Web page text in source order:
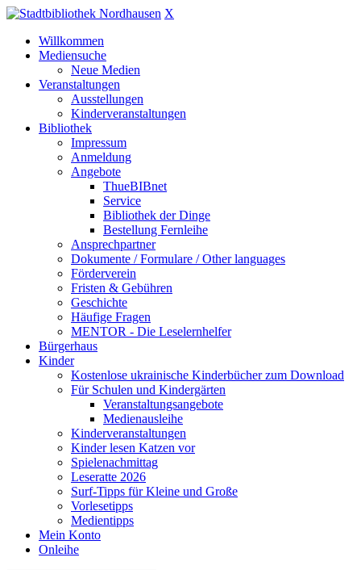
X
Willkommen
Mediensuche
Neue Medien
Veranstaltungen
Ausstellungen
Kinderveranstaltungen
Bibliothek
Impressum
Anmeldung
Angebote
ThueBIBnet
Service
Bibliothek der Dinge
Bestellung Fernleihe
Ansprechpartner
Dokumente / Formulare / Other languages
Förderverein
Fristen & Gebühren
Geschichte
Häufige Fragen
MENTOR - Die Leselernhelfer
Bürgerhaus
Kinder
Kostenlose ukrainische Kinderbücher zum Download
Für Schulen und Kindergärten
Veranstaltungsangebote
Medienausleihe
Kinderveranstaltungen
Kinder lesen Katzen vor
Spielenachmittag
Leseratte 2026
Surf-Tipps für Kleine und Große
Vorlesetipps
Medientipps
Mein Konto
Onleihe